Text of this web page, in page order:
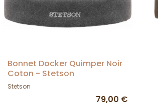
Bonnet Docker Quimper Noir
Coton - Stetson
Stetson
79,00 €